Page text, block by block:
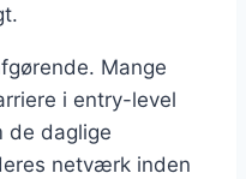
Mange
i entry-level
de daglige
netværk inden